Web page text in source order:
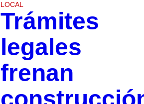
LOCAL
Trámites
legales
frenan